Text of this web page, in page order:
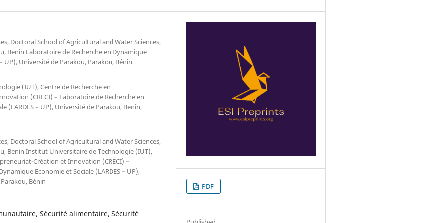
Doctoral School of Agricultural and Water Sciences,
Benin Laboratoire de Recherche en Dynamique
UP), Université de Parakou, Parakou, Bénin
(IUT), Centre de Recherche en
(CRECI) – Laboratoire de Recherche en
(LARDES – UP), Université de Parakou, Benin,
Doctoral School of Agricultural and Water Sciences,
Benin Institut Universitaire de Technologie (IUT),
Création et Innovation (CRECI) –
Economie et Sociale (LARDES – UP),
Bénin
Sécurité alimentaire, Sécurité
PDF